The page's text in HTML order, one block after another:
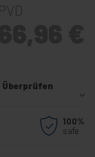
Überprüfen
100%
safe